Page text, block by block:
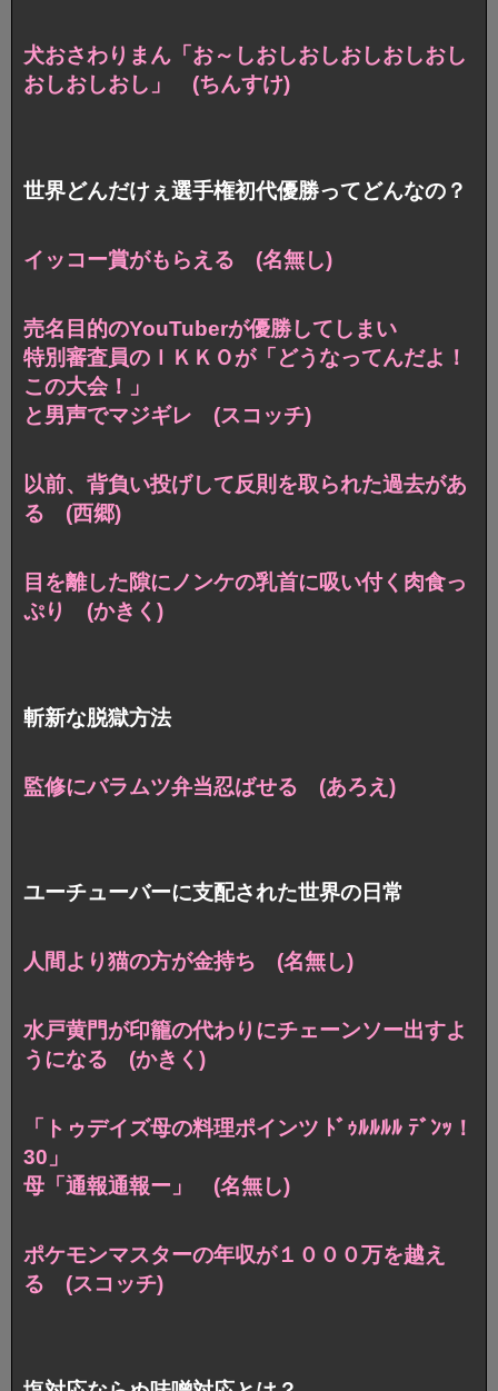
犬おさわりまん 「お～しおしおしおしおしおし
おしおしおし」 (ちんすけ)
世界どんだけぇ選手権初代優勝ってどんなの？
イッコー賞がもらえる (名無し)
売名目的のYouTuberが優勝してしまい
特別審査員のＩＫＫＯが「どうなってんだよ！
この大会！」
と男声でマジギレ (スコッチ)
以前、背負い投げして反則を取られた過去があ
る (西郷)
目を離した隙にノンケの乳首に吸い付く 肉食っ
ぷり (かきく)
斬新な脱獄方法
監修にバラムツ弁当忍ばせる (あろえ)
ユーチューバーに支配された世界の日常
人間より猫の方が金持ち (名無し)
水戸黄門が印籠の代わりにチェーンソー出すよ
うになる (かきく)
「トゥデイズ母の料理ポインツ ﾄﾞｩﾙﾙﾙﾙ ﾃﾞﾝｯ！
30」
母「通報通報ー」 (名無し)
ポケモンマスターの年収が１０００万を越え
る (スコッチ)